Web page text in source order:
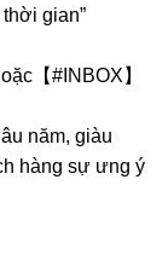
gian”
【#INBOX】
năm, giàu
hàng sự ưng ý